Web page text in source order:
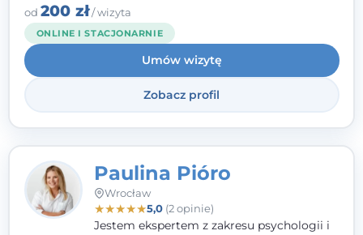
osobowości, zaburzeń nerwicowych i
lękowych, a także zagadnienia związane z
małżeństwem i rodziną, w tym problemy w
relacjach rodzinnych. Nie specjalizuję się w
uzależnieniach.
od 200 zł/ wizyta
ONLINE I STACJONARNIE
Umów wizytę
Zobacz profil
Paulina Pióro
Wrocław
★★★★★5,0(2 opinie)
Jestem ekspertem z zakresu psychologii i